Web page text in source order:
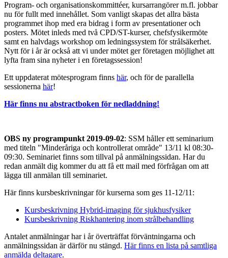
Program- och organisationskommittéer, kursarrangörer m.fl. jobbar
nu för fullt med innehållet. Som vanligt skapas det allra bästa
programmet ihop med era bidrag i form av presentationer och
posters. Mötet inleds med två CPD/ST-kurser, chefsfysikermöte
samt en halvdags workshop om ledningssystem för strålsäkerhet.
Nytt för i år är också att vi under mötet ger företagen möjlighet att
lyfta fram sina nyheter i en företagssession!
Ett uppdaterat mötesprogram finns här, och för de parallella
sessionerna här!
Här finns nu abstractboken för nedladdning!
OBS ny programpunkt 2019-09-02: SSM håller ett seminarium
med titeln "Minderåriga och kontrollerat område" 13/11 kl 08:30-
09:30. Seminariet finns som tillval på anmälningssidan. Har du
redan anmält dig kommer du att få ett mail med förfrågan om att
lägga till anmälan till seminariet.
Här finns kursbeskrivningar för kurserna som ges 11-12/11:
Kursbeskrivning Hybrid-imaging för sjukhusfysiker
Kursbeskrivning Riskhantering inom strålbehandling
Antalet anmälningar har i år överträffat förväntningarna och
anmälningssidan är därför nu stängd. Här finns en lista på samtliga
anmälda deltagare.